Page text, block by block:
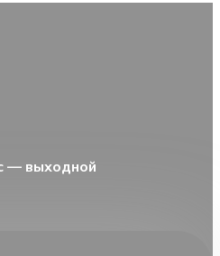
— выходной